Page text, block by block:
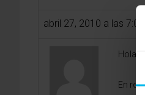
abril 27, 2010 a las 7:05
Hola
En